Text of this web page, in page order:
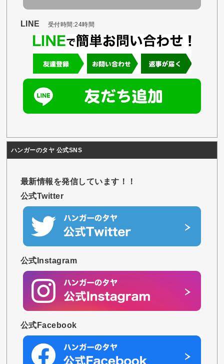
LINE 受付時間:24時間
ハンガーのタヤ 公式SNS
最新情報を発信しています！！
公式Twitter
公式Instagram
公式Facebook